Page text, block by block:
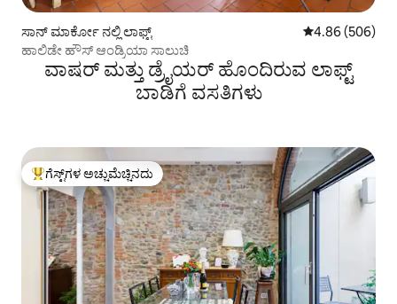
ಸಾನ್ ಮಾರ್ಕೋ ನಲ್ಲಿ ಲಾಫ್ಟ್ 5 ರಲ್ಲಿ 4.86
4.86 (506)
ಹಾಲಿಡೇ ಹೌಸ್ ಆಂಡ್ರಿಯಾ ಸಾಲುಚಿ
ವಾಷರ್ ಮತ್ತು ಡ್ರೈಯರ್ ಹೊಂದಿರುವ ಲಾಫ್ಟ್
ಬಾಡಿಗೆ ವಸತಿಗಳು
ಗೆಸ್ಟ್‌ಗಳಿಗೆ ಅತಿ ಹೆಚ್ಚು ಅಚ್ಚುಮೆಚ್ಚಿನದು
ಗೆಸ್ಟ್‌ಗಳ ಅಚ್ಚುಮೆಚ್ಚಿನದು